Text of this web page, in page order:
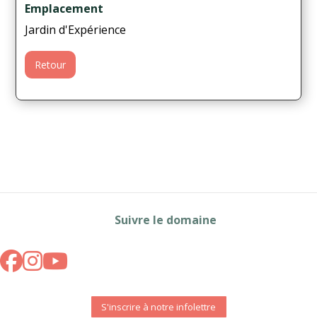
Emplacement
Jardin d'Expérience
Retour
Suivre le domaine
S'inscrire à notre infolettre